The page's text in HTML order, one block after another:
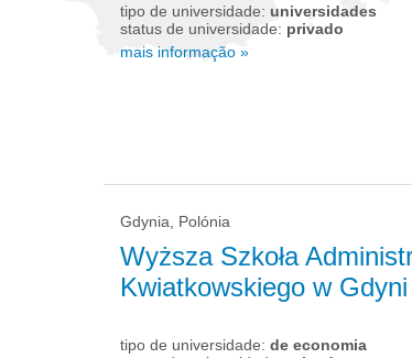
tipo de universidade: universidades
status de universidade: privado
mais informação »
Gdynia, Polónia
Wyższa Szkoła
Kwiatkowskiego w Gdyni
tipo de universidade: de economia